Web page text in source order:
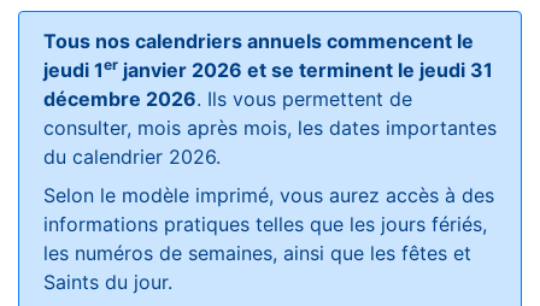
Tous nos calendriers annuels commencent le
jeudi 1er janvier 2026 et se terminent le jeudi 31
décembre 2026. Ils vous permettent de
consulter, mois après mois, les dates importantes
du calendrier 2026.
Selon le modèle imprimé, vous aurez accès à des
informations pratiques telles que les jours fériés,
les numéros de semaines, ainsi que les fêtes et
Saints du jour.